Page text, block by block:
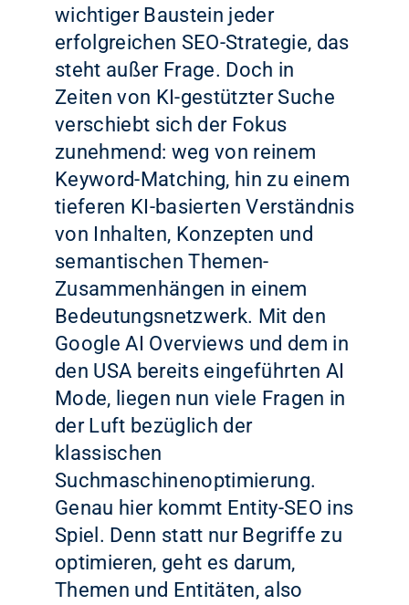
wichtiger Baustein jeder
erfolgreichen SEO-Strategie, das
steht außer Frage. Doch in
Zeiten von KI-gestützter Suche
verschiebt sich der Fokus
zunehmend: weg von reinem
Keyword-Matching, hin zu einem
tieferen KI-basierten Verständnis
von Inhalten, Konzepten und
semantischen Themen-
Zusammenhängen in einem
Bedeutungsnetzwerk. Mit den
Google AI Overviews und dem in
den USA bereits eingeführten AI
Mode, liegen nun viele Fragen in
der Luft bezüglich der
klassischen
Suchmaschinenoptimierung.
Genau hier kommt Entity-SEO ins
Spiel. Denn statt nur Begriffe zu
optimieren, geht es darum,
Themen und Entitäten, also